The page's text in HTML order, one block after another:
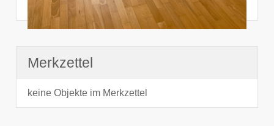
noch nichts angesehen
Merkzettel
keine Objekte im Merkzettel